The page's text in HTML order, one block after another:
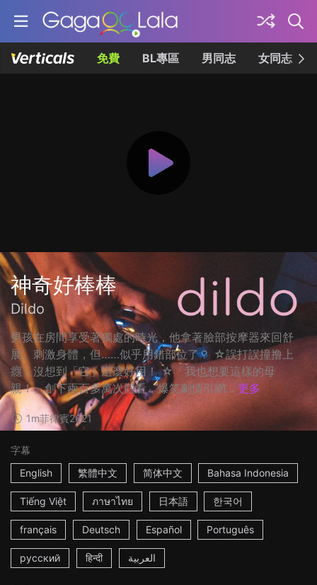
免費 BL專區 男同志 女同志
神奇好棒棒
Dildo
男孩在房間享受著獨處的時光，他拿著臉部按摩器來回舒
展、刺激身體，但……似乎用錯部位了？ ☆誤打誤撞撸上
癮，沒想到「它」這麼好用！ ☆「我也想要這樣的母
親！」創下兩百多萬次觀看，爆笑劇情引網... 更多
1m菲律賓2021
字幕
English
繁體中文 简体中文 Bahasa Indonesia
Tiếng Việt ภาษาไทย 日本語 한국어
français Deutsch Español Português
русский हिन्दी العربية